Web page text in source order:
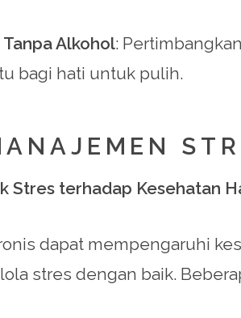
Tanpa Alkohol:
bagi hati untuk pulih.
Stres terhadap Kesehatan
dapat mempengaruhi
stres dengan baik.